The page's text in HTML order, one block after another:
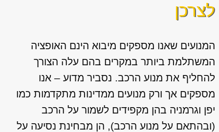
לצרכן
המנועים שאנו מספקים מיבוא הינם האופציה
המשתלמת ביותר במקרים בהם עלה הצורך
להחליף את מנוע הרכב. נסביר מדוע – אנו
מספקים אך ורק מנועים ממדינות מתקדמות כמו
יפן וגרמניה בהן מקפידים לשמור על הרכב
(ובהתאם על מנוע הרכב), הן מבחינת נסיעה על